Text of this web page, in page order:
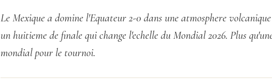
Le Mexique a domine l'Equateur 2-0 dans une atmosphere
un huitieme de finale qui change l'echelle du Mondial 2026. Plus
mondial pour le tournoi.